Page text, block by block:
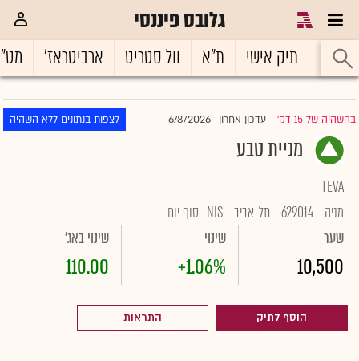
גלובס פיננסי
ראשי תיק אישי ת"א וול סטריט ארביטראז'
בהשהיה של 15 דק' |עדכון אחרון 6/8/2026 לצפות בנתונים ללא השהיה
מניית טבע
TEVA
מניה 629014 תל-אביב NIS סוף יום
שער
10,500
שינוי
+1.06%
שינוי באג'
110.00
הוסף לתיק התראות